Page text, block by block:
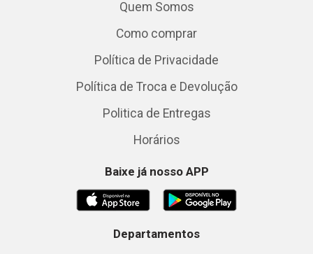
Quem Somos
Como comprar
Política de Privacidade
Política de Troca e Devolução
Politica de Entregas
Horários
Baixe já nosso APP
Departamentos